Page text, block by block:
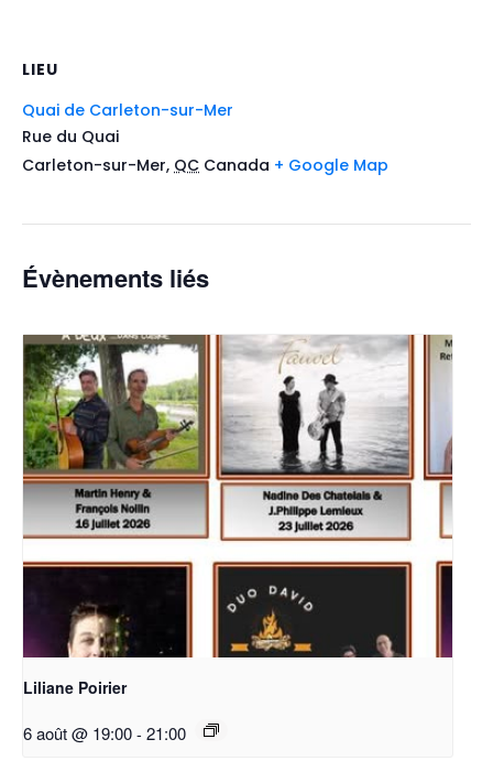
LIEU
Quai de Carleton-sur-Mer
Rue du Quai
Carleton-sur-Mer, QC Canada + Google Map
Évènements liés
Liliane Poirier
6 août @ 19:00- 21:00